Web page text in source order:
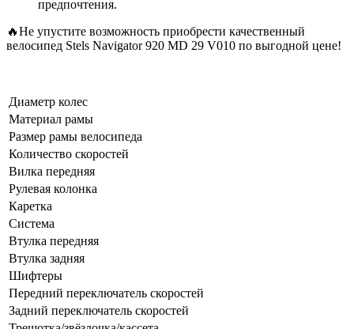
предпочтения.
🔥Не упустите возможность приобрести качественный
велосипед Stels Navigator 920 MD 29 V010 по выгодной цене!
Диаметр колес
Материал рамы
Размер рамы велосипеда
Количество скоростей
Вилка передняя
Рулевая колонка
Каретка
Система
Втулка передняя
Втулка задняя
Шифтеры
Передний переключатель скоростей
Задний переключатель скоростей